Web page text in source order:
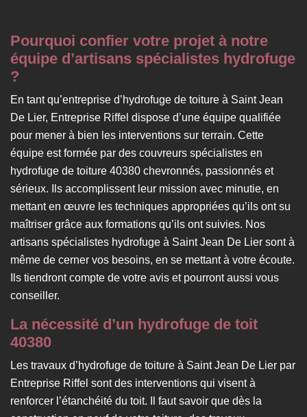
Pourquoi confier votre projet à notre
équipe d’artisans spécialistes hydrofuge
?
En tant qu’entreprise d’hydrofuge de toiture à Saint Jean
De Lier, Entreprise Riffel dispose d’une équipe qualifiée
pour mener à bien les interventions sur terrain. Cette
équipe est formée par des couvreurs spécialistes en
hydrofuge de toiture 40380 chevronnés, passionnés et
sérieux. Ils accomplissent leur mission avec minutie, en
mettant en œuvre les techniques appropriées qu’ils ont su
maîtriser grâce aux formations qu’ils ont suivies. Nos
artisans spécialistes hydrofuge à Saint Jean De Lier sont à
même de cerner vos besoins, en se mettant à votre écoute.
Ils tiendront compte de votre avis et pourront aussi vous
conseiller.
La nécessité d’un hydrofuge de toit
40380
Les travaux d’hydrofuge de toiture à Saint Jean De Lier par
Entreprise Riffel sont des interventions qui visent à
renforcer l’étanchéité du toit. Il faut savoir que dès la